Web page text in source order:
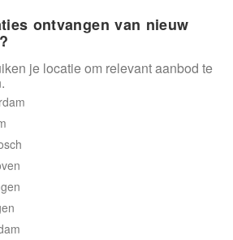
Huurflits
bericht
ontvangen van nieuw
je locatie om relevant aanbod te